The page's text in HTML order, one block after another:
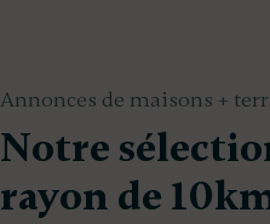
Annonces de maisons +
Notre
rayon de